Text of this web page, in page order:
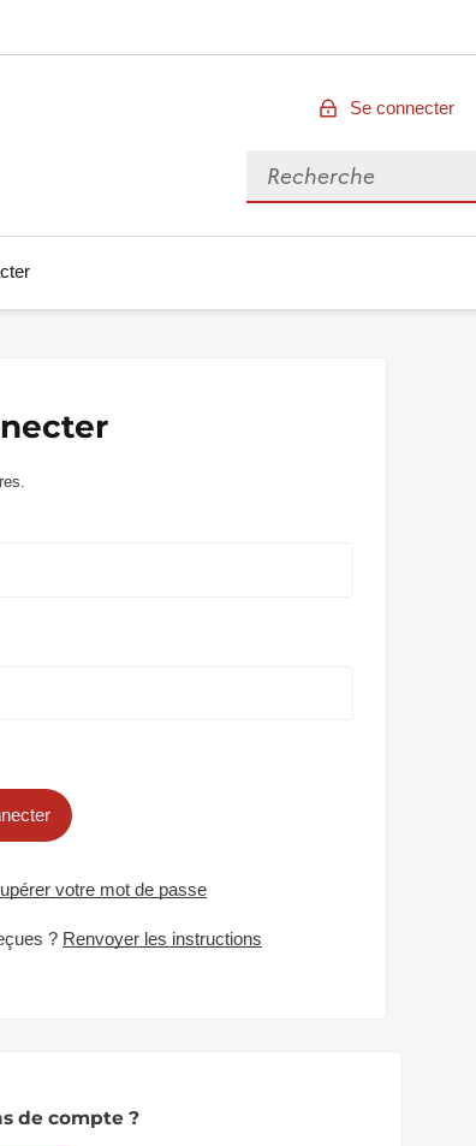
Se connecter
Rechercher des données
votre mot de passe
? Renvoyer les instructions
de compte ?